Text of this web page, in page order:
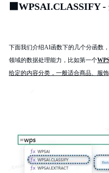
⬛WPSAI.CLASSIFY -
下面我们介绍AI函数下的几个分函数
领域的数据处理能力，比如第一个
给定的内容分类，一般适合商品、服